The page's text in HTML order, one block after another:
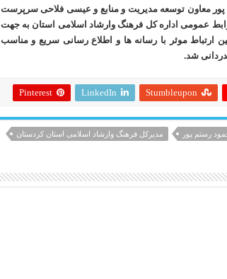
معاون توسعه مدیریت و منابع و عیسی فلاحی سرپرست
عمومی اداره کل فرهنگ وارشاد اسلامی استان به جهت
ارتباط موثر با رسانه ها و اطلاع رسانی سریع و مناسب
شد.
Stumbleupon
LinkedIn
Pinterest
رستم پور مدیرکل فرهنگ وارشاد اسلامی استان کردستان